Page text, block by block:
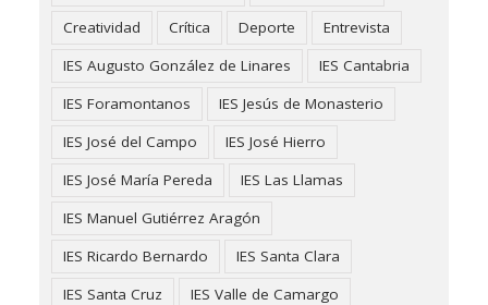
Creatividad
Crítica Deporte
Entrevista
IES Augusto González de Linares
IES Cantabria
IES Foramontanos
IES Jesús de Monasterio
IES José del Campo
IES José Hierro
IES José María Pereda
IES Las Llamas
IES Manuel Gutiérrez Aragón
IES Ricardo Bernardo
IES Santa Clara
IES Santa Cruz
IES Valle de Camargo